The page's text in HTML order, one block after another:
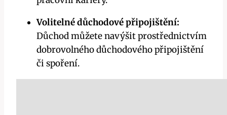
Volitelné důchodové připojištění:
Důchod můžete navýšit prostřednictvím
dobrovolného důchodového připojištění
či spoření.